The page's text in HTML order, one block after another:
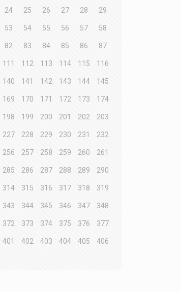
24 25 26 27 28 29
53 54 55 56 57 58
82 83 84 85 86 87
111 112 113 114 115 116
140 141 142 143 144 145
169 170 171 172 173 174
198 199 200 201 202 203
227 228 229 230 231 232
256 257 258 259 260 261
285 286 287 288 289 290
314 315 316 317 318 319
343 344 345 346 347 348
372 373 374 375 376 377
401 402 403 404 405 406